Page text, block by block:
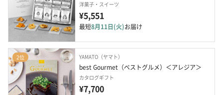
洋菓子・スイーツ
¥5,551
最短8月11日(火)お届け
2位 YAMATO（ヤマト）
best Gourmet（ベストグルメ）＜アレジア＞
カタログギフト
¥7,700